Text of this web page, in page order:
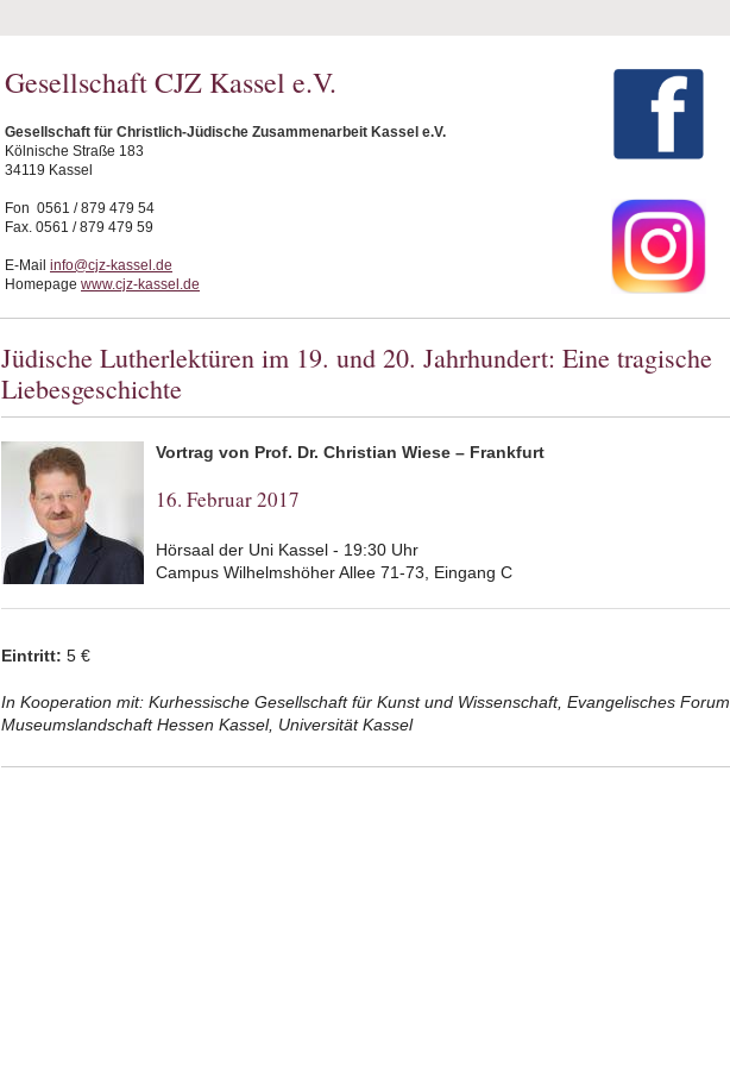
Gesellschaft CJZ Kassel e.V.
Gesellschaft für Christlich-Jüdische Zusammenarbeit Kassel e.V.
Kölnische Straße 183
34119 Kassel
Fon 0561 / 879 479 54
Fax. 0561 / 879 479 59
E-Mail info@cjz-kassel.de
Homepage www.cjz-kassel.de
Jüdische Lutherlektüren im 19. und 20. Jahrhundert: Eine tragische
Liebesgeschichte
Vortrag von Prof. Dr. Christian Wiese – Frankfurt
16. Februar 2017
Hörsaal der Uni Kassel - 19:30 Uhr
Campus Wilhelmshöher Allee 71-73, Eingang C
Eintritt: 5 €
In Kooperation mit: Kurhessische Gesellschaft für Kunst und Wissenschaft, Evangelisches Forum,
Museumslandschaft Hessen Kassel, Universität Kassel